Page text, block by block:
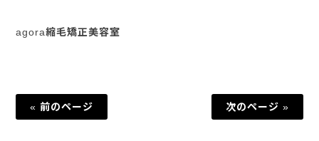
agora縮毛矯正美容室
« 前のページ 次のページ »